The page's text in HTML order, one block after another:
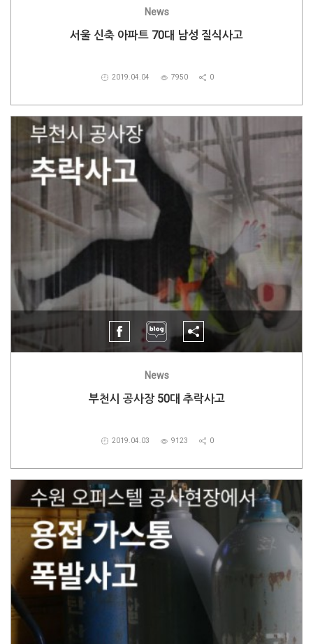
News
서울 신축 아파트 70대 남성 질식사고
2019.04.04 7950 0
News
부천시 공사장 50대 추락사고
2019.04.03 9123 0